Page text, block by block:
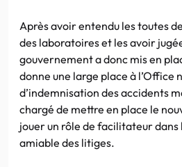
Après avoir entendu les toutes
des laboratoires et les avoir
gouvernement a donc mis en
donne une large place à l’Office
d’indemnisation des accidents
chargé de mettre en place le
jouer un rôle de facilitateur
amiable des litiges.